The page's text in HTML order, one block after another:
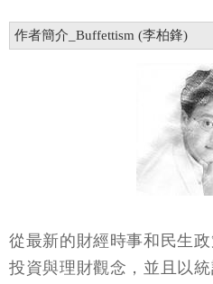
作者簡介_Buffettism (李柏鋒)
從最新的財經時事和民生
投資與理財觀念，並且以